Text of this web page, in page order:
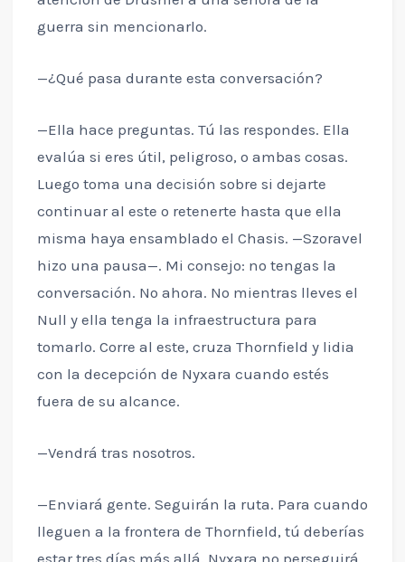
guerra sin mencionarlo.
—¿Qué pasa durante esta conversación?
—Ella hace preguntas. Tú las respondes. Ella
evalúa si eres útil, peligroso, o ambas cosas.
Luego toma una decisión sobre si dejarte
continuar al este o retenerte hasta que ella
misma haya ensamblado el Chasis. —Szoravel
hizo una pausa—. Mi consejo: no tengas la
conversación. No ahora. No mientras lleves el
Null y ella tenga la infraestructura para
tomarlo. Corre al este, cruza Thornfield y lidia
con la decepción de Nyxara cuando estés
fuera de su alcance.
—Vendrá tras nosotros.
—Enviará gente. Seguirán la ruta. Para cuando
lleguen a la frontera de Thornfield, tú deberías